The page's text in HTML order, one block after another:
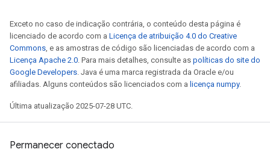
Exceto no caso de indicação contrária, o conteúdo desta página é
licenciado de acordo com a Licença de atribuição 4.0 do Creative
Commons, e as amostras de código são licenciadas de acordo com a
Licença Apache 2.0. Para mais detalhes, consulte as políticas do site do
Google Developers. Java é uma marca registrada da Oracle e/ou
afiliadas. Alguns conteúdos são licenciados com a licença numpy.
Última atualização 2025-07-28 UTC.
Permanecer conectado